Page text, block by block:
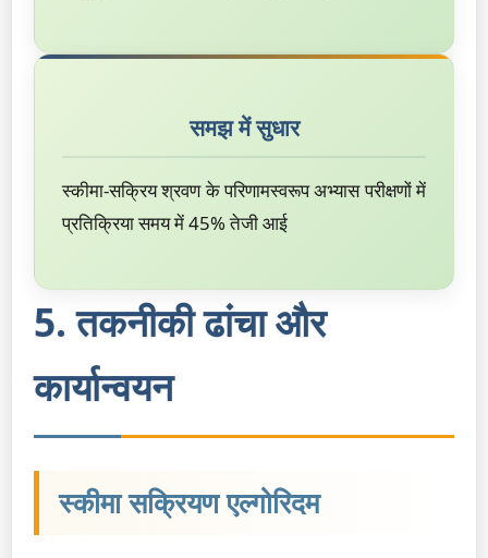
समझ में सुधार
स्कीमा-सक्रिय श्रवण के परिणामस्वरूप अभ्यास परीक्षणों में
प्रतिक्रिया समय में 45% तेजी आई
5. तकनीकी ढांचा और
कार्यान्वयन
स्कीमा सक्रियण एल्गोरिदम